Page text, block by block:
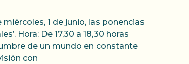
1 de junio, las ponencias
Hora: De 17,30 a 18,30 horas
de un mundo en constante
con